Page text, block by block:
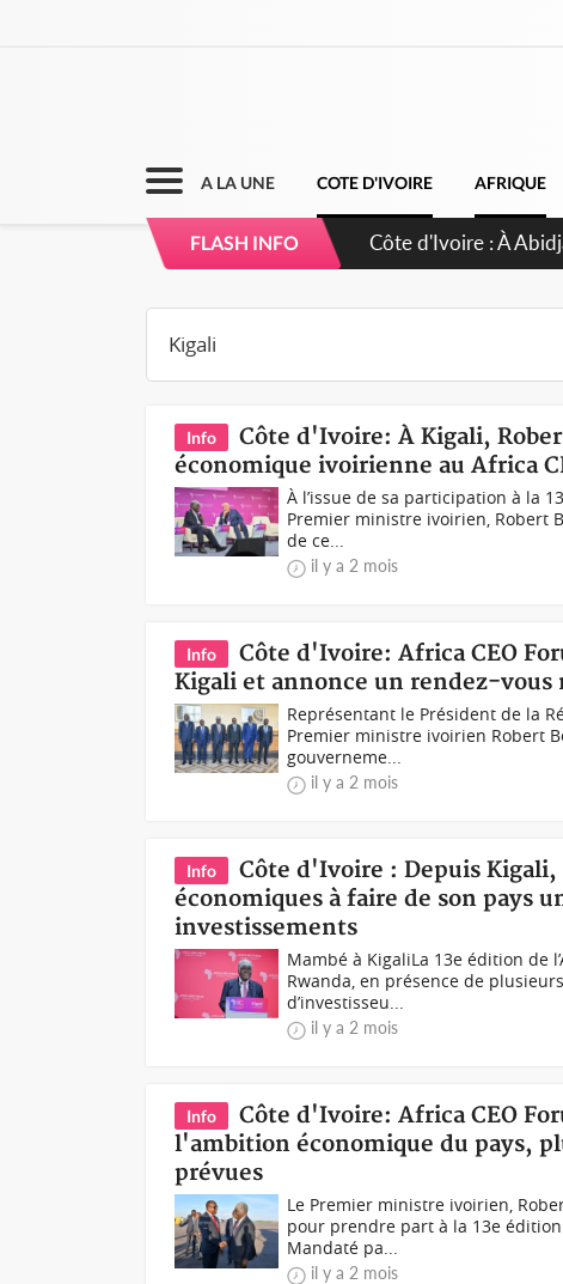
A LA UNE COTE D'IVOIRE AFRIQUE
FLASH INFO
Côte d'Ivoire : À
Info
Côte d'Ivoire: À Kigali,
économique ivoirienne au Africa
À l’issue de sa participation à la
Premier ministre ivoirien, Robert
de ce...
il y a 2 mois
Info
Côte d'Ivoire: Africa CEO
Kigali et annonce un rendez-vous
Représentant le Président de la
Premier ministre ivoirien Robert
gouverneme...
il y a 2 mois
Info
Côte d'Ivoire : Depuis
économiques à faire de son pays
investissements
Mambé à KigaliLa 13e édition de
Rwanda, en présence de
d’investisseu...
il y a 2 mois
Info
Côte d'Ivoire: Africa CEO
l'ambition économique du pays,
prévues
Le Premier ministre ivoirien,
pour prendre part à la 13e édition
Mandaté pa...
il y a 2 mois